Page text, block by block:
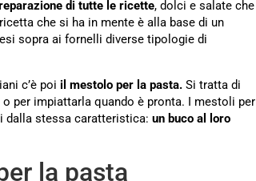
di tutte le ricette, dolci e salate che
che si ha in mente è alla base di un
sopra ai fornelli diverse tipologie di
c’è poi il mestolo per la pasta. Si tratta di
per impiattarla quando è pronta. I mestoli per
dalla stessa caratteristica: un buco al loro
la pasta